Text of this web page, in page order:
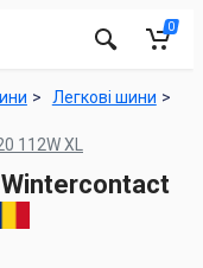
0
Легкові шини
112W XL